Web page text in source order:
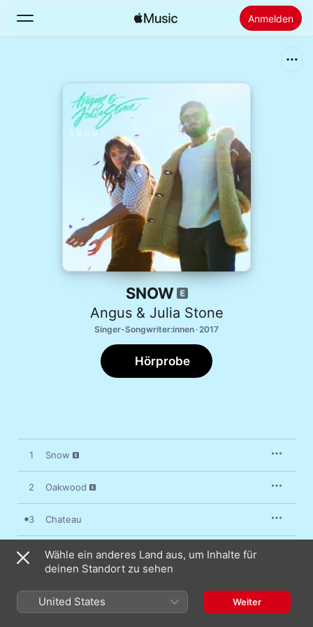
Anmelden
Startseite
Apple Music installieren
SNOW
Angus & Julia Stone
Singer-Songwriter:innen · 2017
Hörprobe
1 Snow
2 Oakwood
3 Chateau
4 Cellar Door
6 Make It Out Alive
Wähle ein anderes Land aus, um Inhalte für
deinen Standort zu sehen
United States Weiter